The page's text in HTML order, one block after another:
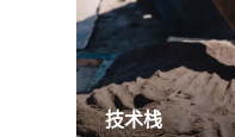
技术栈